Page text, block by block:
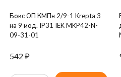
Бокс ОП КМПн 2/9-1 Krepta 3
на 9 мод. IP31 IEK MKP42-N-
09-31-01
542 ₽